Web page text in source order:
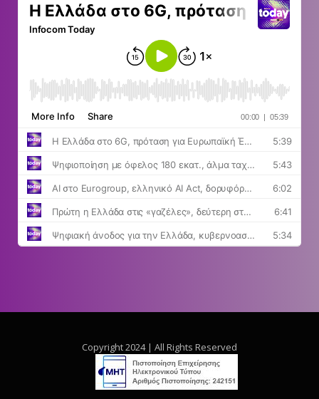
Copyright 2024 | All Rights Reserved